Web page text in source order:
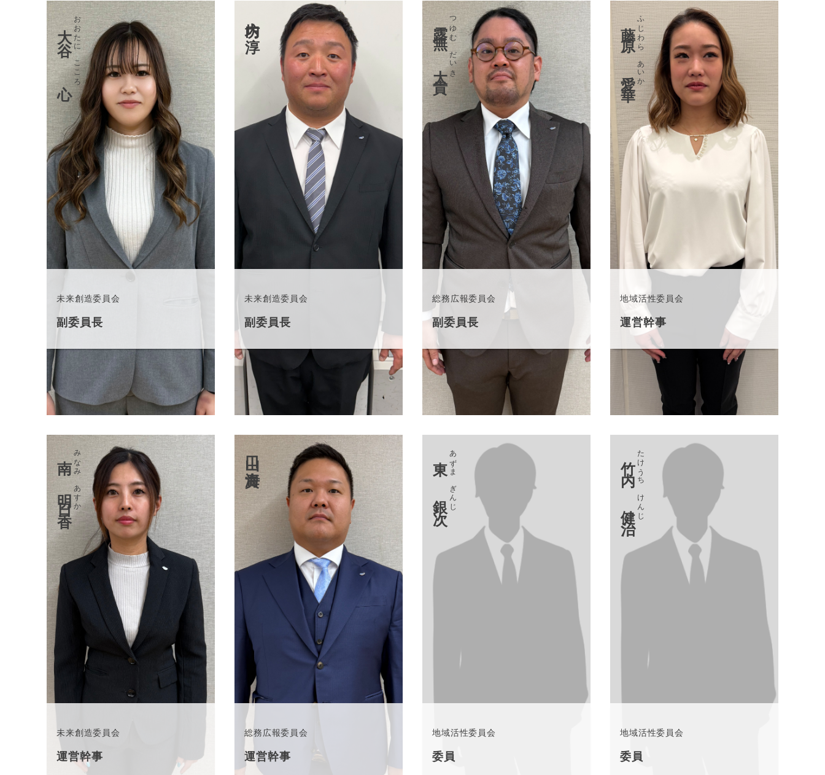
大谷 心おおたに こころ
未来創造委員会
副委員長
坊内 淳
未来創造委員会
副委員長
露無 大貴つゆむ だいき
総務広報委員会
副委員長
藤原 愛華ふじわら あいか
地域活性委員会
運営幹事
南 明日香みなみ あすか
未来創造委員会
運営幹事
山口 貴海
総務広報委員会
運営幹事
東 銀次あずま ぎんじ
地域活性委員会
委員
竹内 健治たけうち けんじ
地域活性委員会
委員